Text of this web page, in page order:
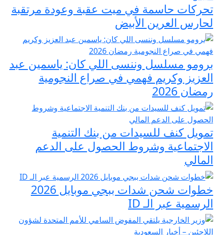
تحركات حاسمة في ميت عقبة وعودة مرتقبة
لحارس العرين الأبيض
برومو مسلسل وننسى اللي كان: ياسمين عبد
العزيز وكريم فهمي في صراع النجومية
رمضان 2026
تمويل كنف للسيدات من بنك التنمية
الاجتماعية وشروط الحصول على الدعم
المالي
خطوات شحن شدات ببجي موبايل 2026
الرسمية عبر الـ ID